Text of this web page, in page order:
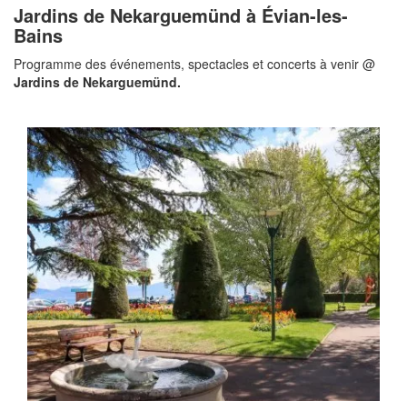
Jardins de Nekarguemünd à Évian-les-
Bains
Programme des événements, spectacles et concerts à venir @
Jardins de Nekarguemünd.